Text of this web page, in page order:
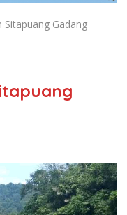
Sitapuang Gadang